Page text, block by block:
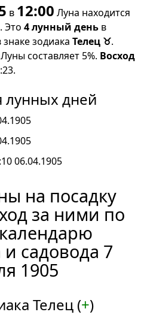
в 12:00 Луна находится
. Это 4 лунный день в
зодиака Телец ♉.
Луны составляет 5%. Восход
лунных дней
06.04.1905
на посадку
за ними по
садовода 7
1905
Телец (+)